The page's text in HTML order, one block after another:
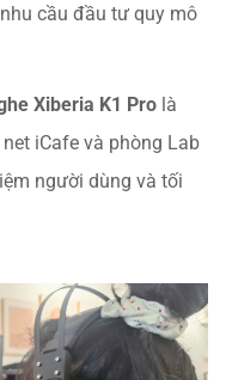
cầu đầu tư quy mô
Xiberia K1 Pro là
iCafe và phòng Lab
người dùng và tối